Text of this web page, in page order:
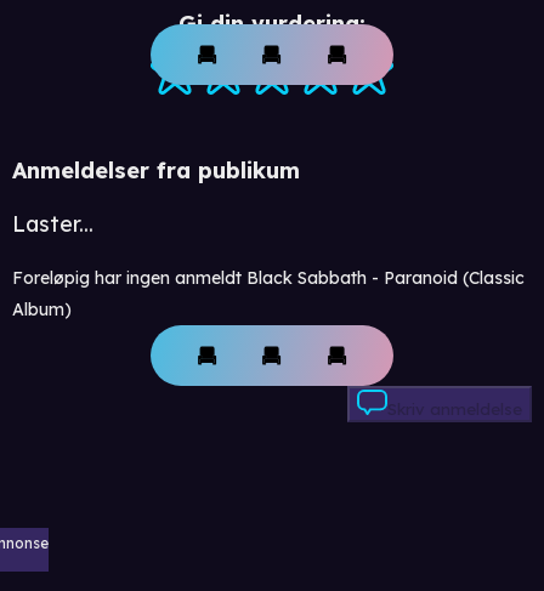
Gi din vurdering:
Anmeldelser fra publikum
Laster...
Foreløpig har ingen anmeldt Black Sabbath - Paranoid (Classic
Album)
Skriv anmeldelse